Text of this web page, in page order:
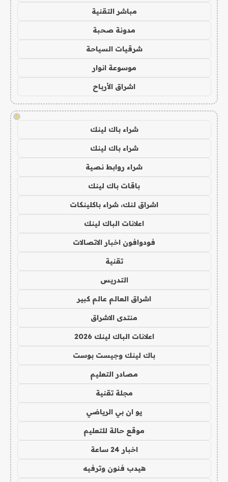
مباشر التقنية
مدونة صحبة
شرقيات السياحة
موسوعة انوار
اشراق الأرباح
!
شراء باك لينك
شراء باك لينك
شراء روابط نصية
باقات باك لينك
اشراق لنك، شراء باكلينكات
اعلانات الباك لينك
فودوافون اخبار الاتصالات
تقنية
التدريس
اشراق العالم عالم كبير
منتدى الاشراق
اعلانات الباك لينك 2026
باك لينك وجيست بوست
مصادر التعليم
مجلة تقنية
يو ان بي الرياضي
موقع حالة للتعليم
اخبار 24 ساعة
هيدب فنون وترفيه